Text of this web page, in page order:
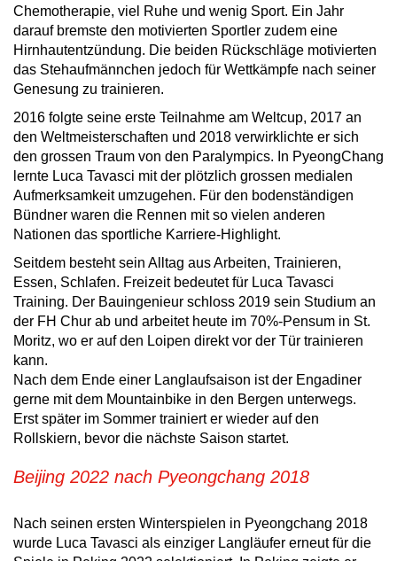
Chemotherapie, viel Ruhe und wenig Sport. Ein Jahr
darauf bremste den motivierten Sportler zudem eine
Hirnhautentzündung. Die beiden Rückschläge motivierten
das Stehaufmännchen jedoch für Wettkämpfe nach seiner
Genesung zu trainieren.
2016 folgte seine erste Teilnahme am Weltcup, 2017 an
den Weltmeisterschaften und 2018 verwirklichte er sich
den grossen Traum von den Paralympics. In PyeongChang
lernte Luca Tavasci mit der plötzlich grossen medialen
Aufmerksamkeit umzugehen. Für den bodenständigen
Bündner waren die Rennen mit so vielen anderen
Nationen das sportliche Karriere-Highlight.
Seitdem besteht sein Alltag aus Arbeiten, Trainieren,
Essen, Schlafen. Freizeit bedeutet für Luca Tavasci
Training. Der Bauingenieur schloss 2019 sein Studium an
der FH Chur ab und arbeitet heute im 70%-Pensum in St.
Moritz, wo er auf den Loipen direkt vor der Tür trainieren
kann.
Nach dem Ende einer Langlaufsaison ist der Engadiner
gerne mit dem Mountainbike in den Bergen unterwegs.
Erst später im Sommer trainiert er wieder auf den
Rollskiern, bevor die nächste Saison startet.
Beijing 2022 nach Pyeongchang 2018
Nach seinen ersten Winterspielen in Pyeongchang 2018
wurde Luca Tavasci als einziger Langläufer erneut für die